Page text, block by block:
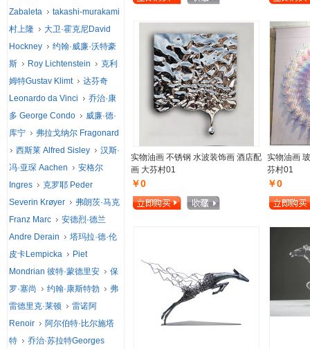
实物油画 不锈钢 水波装饰画 酒店配
画 大芬村01
￥0
实物油画
芬村01
￥0
Zabaleta
takashi-murakami
村上隆
大卫·霍克尼David
Hockney
约翰·威廉·沃特豪
斯
Roy Lichtenstein
克利
姆特Gustav Klimt
达芬奇
Leonardo da Vinci
乔治·康
多 George Condo
威廉·德·
库宁
弗拉戈纳尔 Fragonard
西斯莱 Alfred Sisley
汉斯·
冯·亚琛 Aachen
安格尔
Ingres
克罗耶 Peder
Severin Krøyer
弗朗茨·马克
Franz Marc
安德烈·德兰
Andre Derain
塔玛拉·德·伦
皮卡Lempicka
Piet
Mondrian 彼特·蒙德里安
保
罗·塞尚
约翰·康斯特勃
弗
雷德里克·莱顿
雷诺阿
Renoir
阿尔伯特·比尔施塔
特
乔治·苏拉特Georges